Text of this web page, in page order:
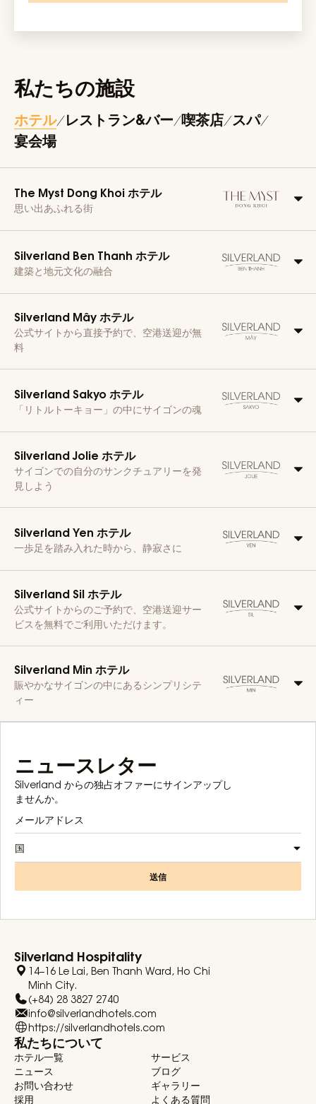
私たちの施設
ホテル レストラン&バー 喫茶店 スパ
宴会場
The Myst Dong Khoi ホテル
思い出あふれる街
Silverland Ben Thanh ホテル
建築と地元文化の融合
Silverland Mây ホテル
公式サイトから直接予約で、空港送迎が無
料
Silverland Sakyo ホテル
「リトルトーキョー」の中にサイゴンの魂
Silverland Jolie ホテル
サイゴンでの自分のサンクチュアリーを発
見しよう
Silverland Yen ホテル
一歩足を踏み入れた時から、静寂さに
Silverland Sil ホテル
公式サイトからのご予約で、空港送迎サー
ビスを無料でご利用いただけます。
Silverland Min ホテル
賑やかなサイゴンの中にあるシンプリシテ
ィー
ニュースレター
Silverland からの独占オファーにサインアップし
ませんか。
国
送信
Silverland Hospitality
14–16 Le Lai, Ben Thanh Ward, Ho Chi
Minh City.
(+84) 28 3827 2740
info@silverlandhotels.com
https://silverlandhotels.com
私たちについて
ホテル一覧
サービス
ニュース
ブログ
お問い合わせ
ギャラリー
採用
よくある質問